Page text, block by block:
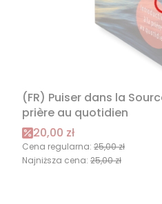
(FR) Puiser dans la
prière au quotidien
Cena promocyjna
20,00 zł
Cena regularna: 25,00 zł
Najniższa cena: 25,00 zł